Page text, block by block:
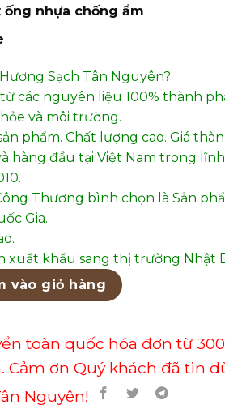
ống nhựa chống ẩm
Sạch Tân Nguyên?
các nguyên liệu 100% thành
và môi trường.
phẩm. Chất lượng cao. Giá
hàng đầu tại Việt Nam trong
Thương bình chọn là Sản
Gia.
xuất khẩu sang thị trường Nhật
QO180 số lượng
vào giỏ hàng
toàn quốc hóa đơn từ
Cảm ơn Quý khách đã tin
Nguyên!